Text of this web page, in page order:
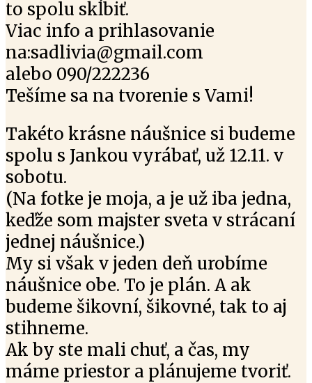
to spolu skĺbiť.
Viac info a prihlasovanie
na:sadlivia@gmail.com
alebo 090/222236
Tešíme sa na tvorenie s Vami!
Takéto krásne náušnice si budeme
spolu s Jankou vyrábať, už 12.11. v
sobotu.
(Na fotke je moja, a je už iba jedna,
keďže som majster sveta v strácaní
jednej náušnice.)
My si však v jeden deň urobíme
náušnice obe. To je plán. A ak
budeme šikovní, šikovné, tak to aj
stihneme.
Ak by ste mali chuť, a čas, my
máme priestor a plánujeme tvoriť.